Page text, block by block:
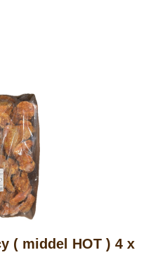
( middel HOT ) 4 x